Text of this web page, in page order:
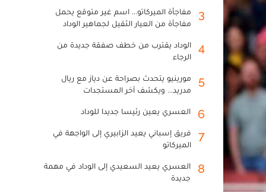
3
مفاجأة الميركاتو... اسم غير متوقع يحمل
مفاجأة من العيار الثقيل لجماهير الوداد
4
الوداد يقترب من خطف صفقة جديدة من
الرجاء
5
مورينيو يتحدث بصراحة عن دياز مع ريال
مدريد... ويكشف آخر المستجدات
6 العسري يعين رئيسا جديدا للوداد
7
فريق إسباني يعيد الزابيري إلى الواجهة في
الميركاتو
8
العسري يعيد السعيدي إلى الوداد في مهمة
جديدة